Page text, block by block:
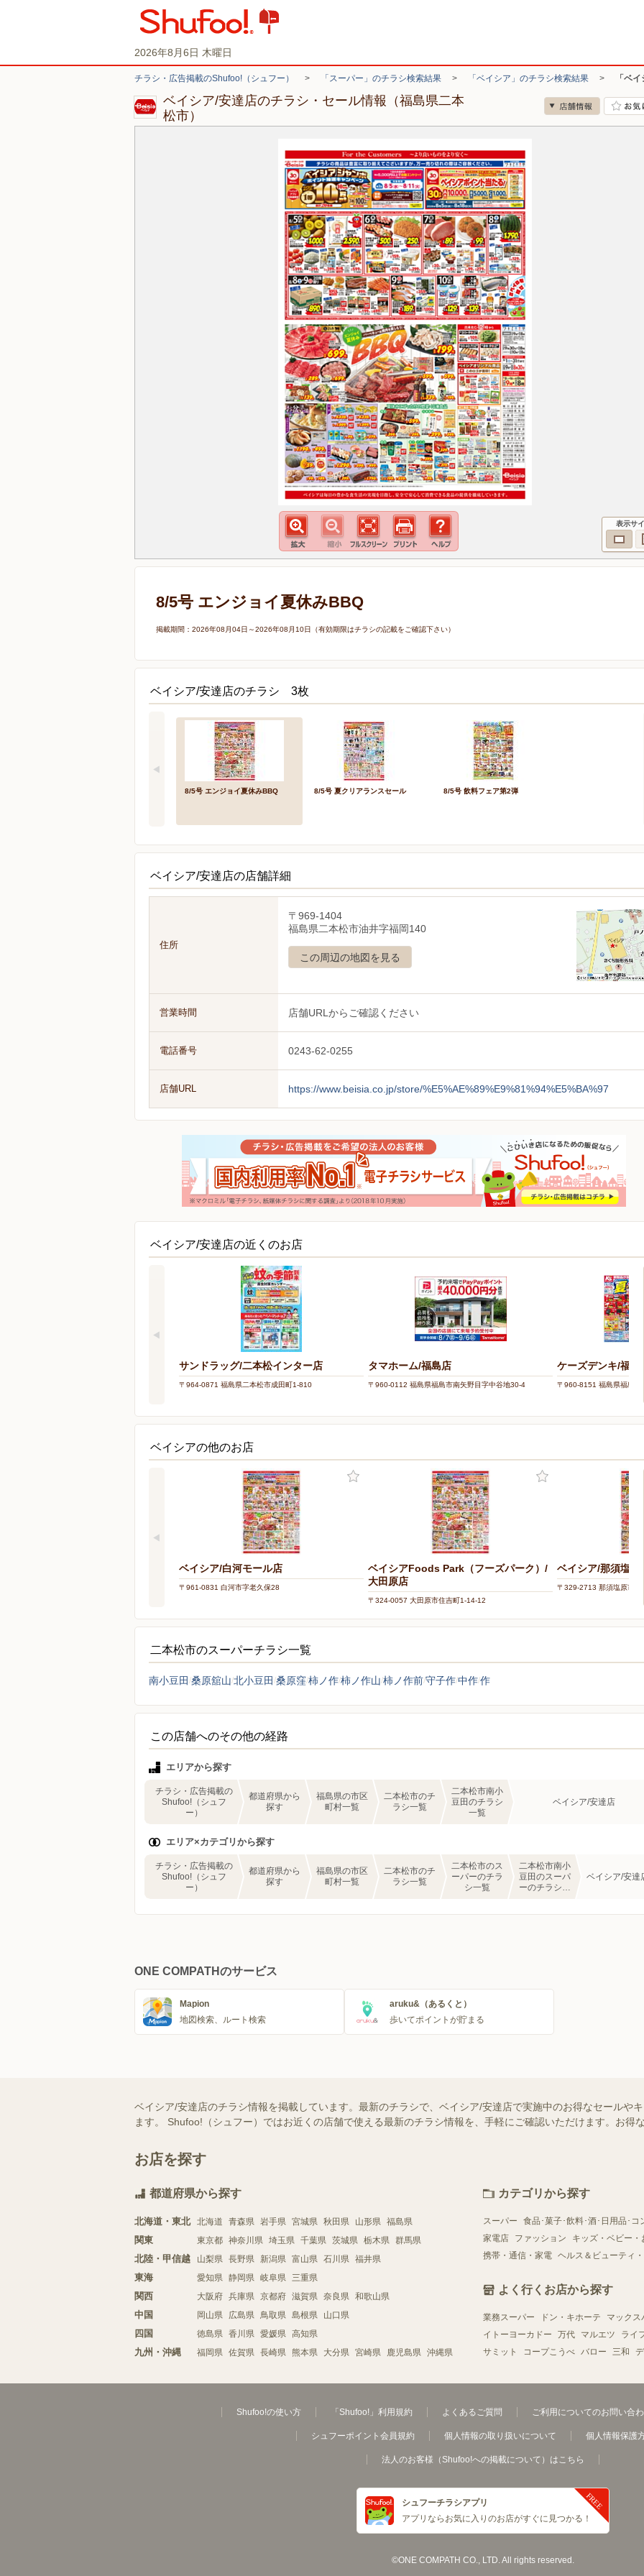
2026年8月6日 木曜日
チラシ・広告掲載のShufoo!（シュフー） > 「スーパー」のチラシ検索結果 > 「ベイシア」のチラシ検索結果 > 「ベ
ベイシア/安達店のチラシ・セール情報（福島県二本
松市）
表示サ
8/5号 エンジョイ夏休みBBQ
掲載期間：2026年08月04日～2026年08月10日（有効期限はチラシの記載をご確認下さい）
ベイシア/安達店のチラシ 3枚
8/5号 エンジョイ夏休みBBQ 8/5号 夏クリアランスセール 8/5号 飲料フェア第2弾
ベイシア/安達店の店舗詳細
住所
〒969-1404
福島県二本松市油井字福岡140
この周辺の地図を見る
営業時間 店舗URLからご確認ください
電話番号 0243-62-0255
店舗URL https://www.beisia.co.jp/store/%E5%AE%89%E9%81%94%E5%BA%97
ベイシア/安達店の近くのお店
サンドラッグ/二本松インター店
〒964-0871 福島県二本松市成田町1-810
タマホーム/福島店
〒960-0112 福島県福島市南矢野目字中谷地30-4
ケーズデンキ/福島
〒960-8151 福島県福島市
ベイシアの他のお店
ベイシア/白河モール店
〒961-0831 白河市字老久保28
ベイシアFoods Park（フーズパーク）/
大田原店
〒324-0057 大田原市住吉町1-14-12
ベイシア/那須塩原
〒329-2713 那須塩原市
二本松市のスーパーチラシ一覧
南小豆田 桑原舘山 北小豆田 桑原窪柿ノ作柿ノ作山 柿ノ作前守子作中作作
この店舗へのその他の経路
エリアから探す
チラシ・広告掲載の
Shufoo!（シュフ
ー）
都道府県から
探す
福島県の市区
町村一覧
二本松市のチ
ラシ一覧
二本松市南小
豆田のチラシ
一覧
ベイシア/安達店
エリア×カテゴリから探す
チラシ・広告掲載の
Shufoo!（シュフ
ー）
都道府県から
探す
福島県の市区
町村一覧
二本松市のチ
ラシ一覧
二本松市のス
ーパーのチラ
シ一覧
二本松市南小
豆田のスーパ
ーのチラシ一
ベイシア/安達
ONE COMPATHのサービス
Mapion
地図検索、ルート検索
aruku&（あるくと）
歩いてポイントが貯まる
ベイシア/安達店のチラシ情報を掲載しています。最新のチラシで、ベイシア/安達店で実施中のお得なセールや
ます。 Shufoo!（シュフー）ではお近くの店舗で使える最新のチラシ情報を、手軽にご確認いただけます。お得
お店を探す
都道府県から探す
北海道・東北 北海道 青森県 岩手県 宮城県 秋田県 山形県 福島県
関東 東京都 神奈川県 埼玉県 千葉県 茨城県 栃木県 群馬県
北陸・甲信越 山梨県 長野県 新潟県 富山県 石川県 福井県
東海 愛知県 静岡県 岐阜県 三重県
関西 大阪府 兵庫県 京都府 滋賀県 奈良県 和歌山県
中国 岡山県 広島県 鳥取県 島根県 山口県
四国 徳島県 香川県 愛媛県 高知県
九州・沖縄 福岡県 佐賀県 長崎県 熊本県 大分県 宮崎県 鹿児島県 沖縄県
カテゴリから探す
スーパー
食品･菓子･飲料･酒･日用品･コ
家電店
ファッション
キッズ・ベビー・
携帯・通信・家電 ヘルス＆ビューティ
よく行くお店から探す
業務スーパー ドン・キホーテ
マックス
イトーヨーカドー
万代 マルエツ
ライ
サミット
コープこうべ バロー 三和
Shufoo!の使い方 「Shufoo!」利用規約 よくあるご質問 ご利用についてのお問い合
シュフーポイント会員規約 個人情報の取り扱いについて 個人情報保護
法人のお客様（Shufoo!への掲載について）はこちら
シュフーチラシアプリ
アプリならお気に入りのお店がすぐに見つかる！
©ONE COMPATH CO., LTD. All rights reserved.